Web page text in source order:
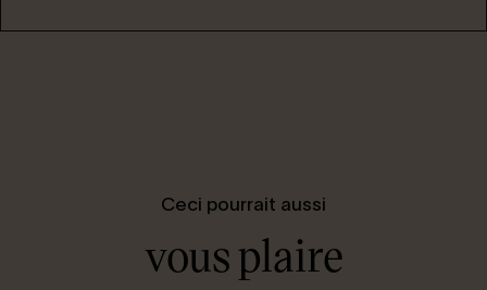
Ceci pourrait aussi
vous plaire